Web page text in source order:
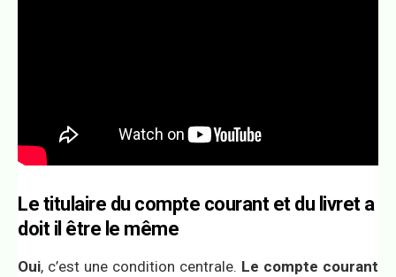
Le titulaire du compte courant et du livret a
doit il être le même
Oui, c’est une condition centrale. Le compte courant